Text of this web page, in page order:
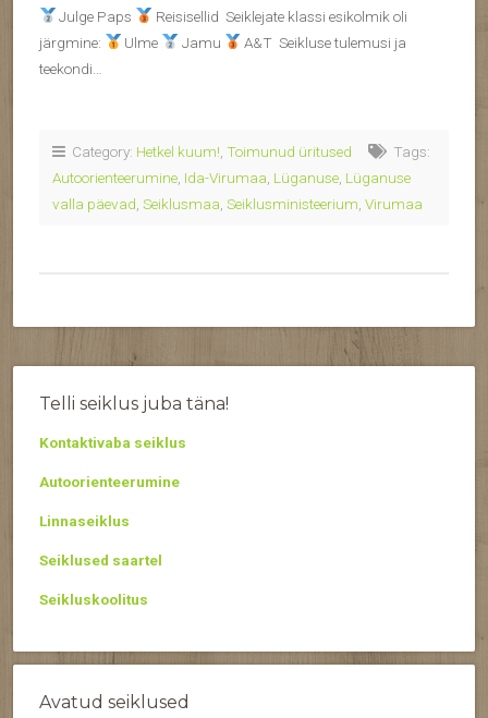
Julge Paps
Reisisellid Seiklejate klassi esikolmik oli
järgmine:
Ulme Jamu
A&T Seikluse tulemusi ja
teekondi…
Category: Hetkel kuum! Toimunud üritused
Tags:
Autoorienteerumine Ida-Virumaa Lüganuse Lüganuse
valla päevad Seiklusmaa Seiklusministeerium Virumaa
Telli seiklus juba täna!
Kontaktivaba seiklus
Autoorienteerumine
Linnaseiklus
Seiklused saartel
Seikluskoolitus
Avatud seiklused